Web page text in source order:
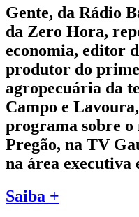
Gente, da Rádio
da Zero Hora,
economia, editor
produtor do
agropecuária da
Campo e
programa sobre
Pregão, na TV
na área
Saiba +